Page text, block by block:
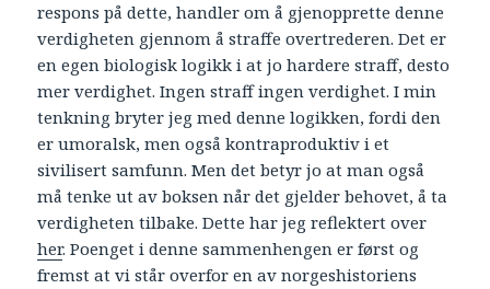
respons på dette, handler om å gjenopprette denne
verdigheten gjennom å straffe overtrederen. Det er
en egen biologisk logikk i at jo hardere straff, desto
mer verdighet. Ingen straff ingen verdighet. I min
tenkning bryter jeg med denne logikken, fordi den
er umoralsk, men også kontraproduktiv i et
sivilisert samfunn. Men det betyr jo at man også
må tenke ut av boksen når det gjelder behovet, å ta
verdigheten tilbake. Dette har jeg reflektert over
her. Poenget i denne sammenhengen er først og
fremst at vi står overfor en av norgeshistoriens